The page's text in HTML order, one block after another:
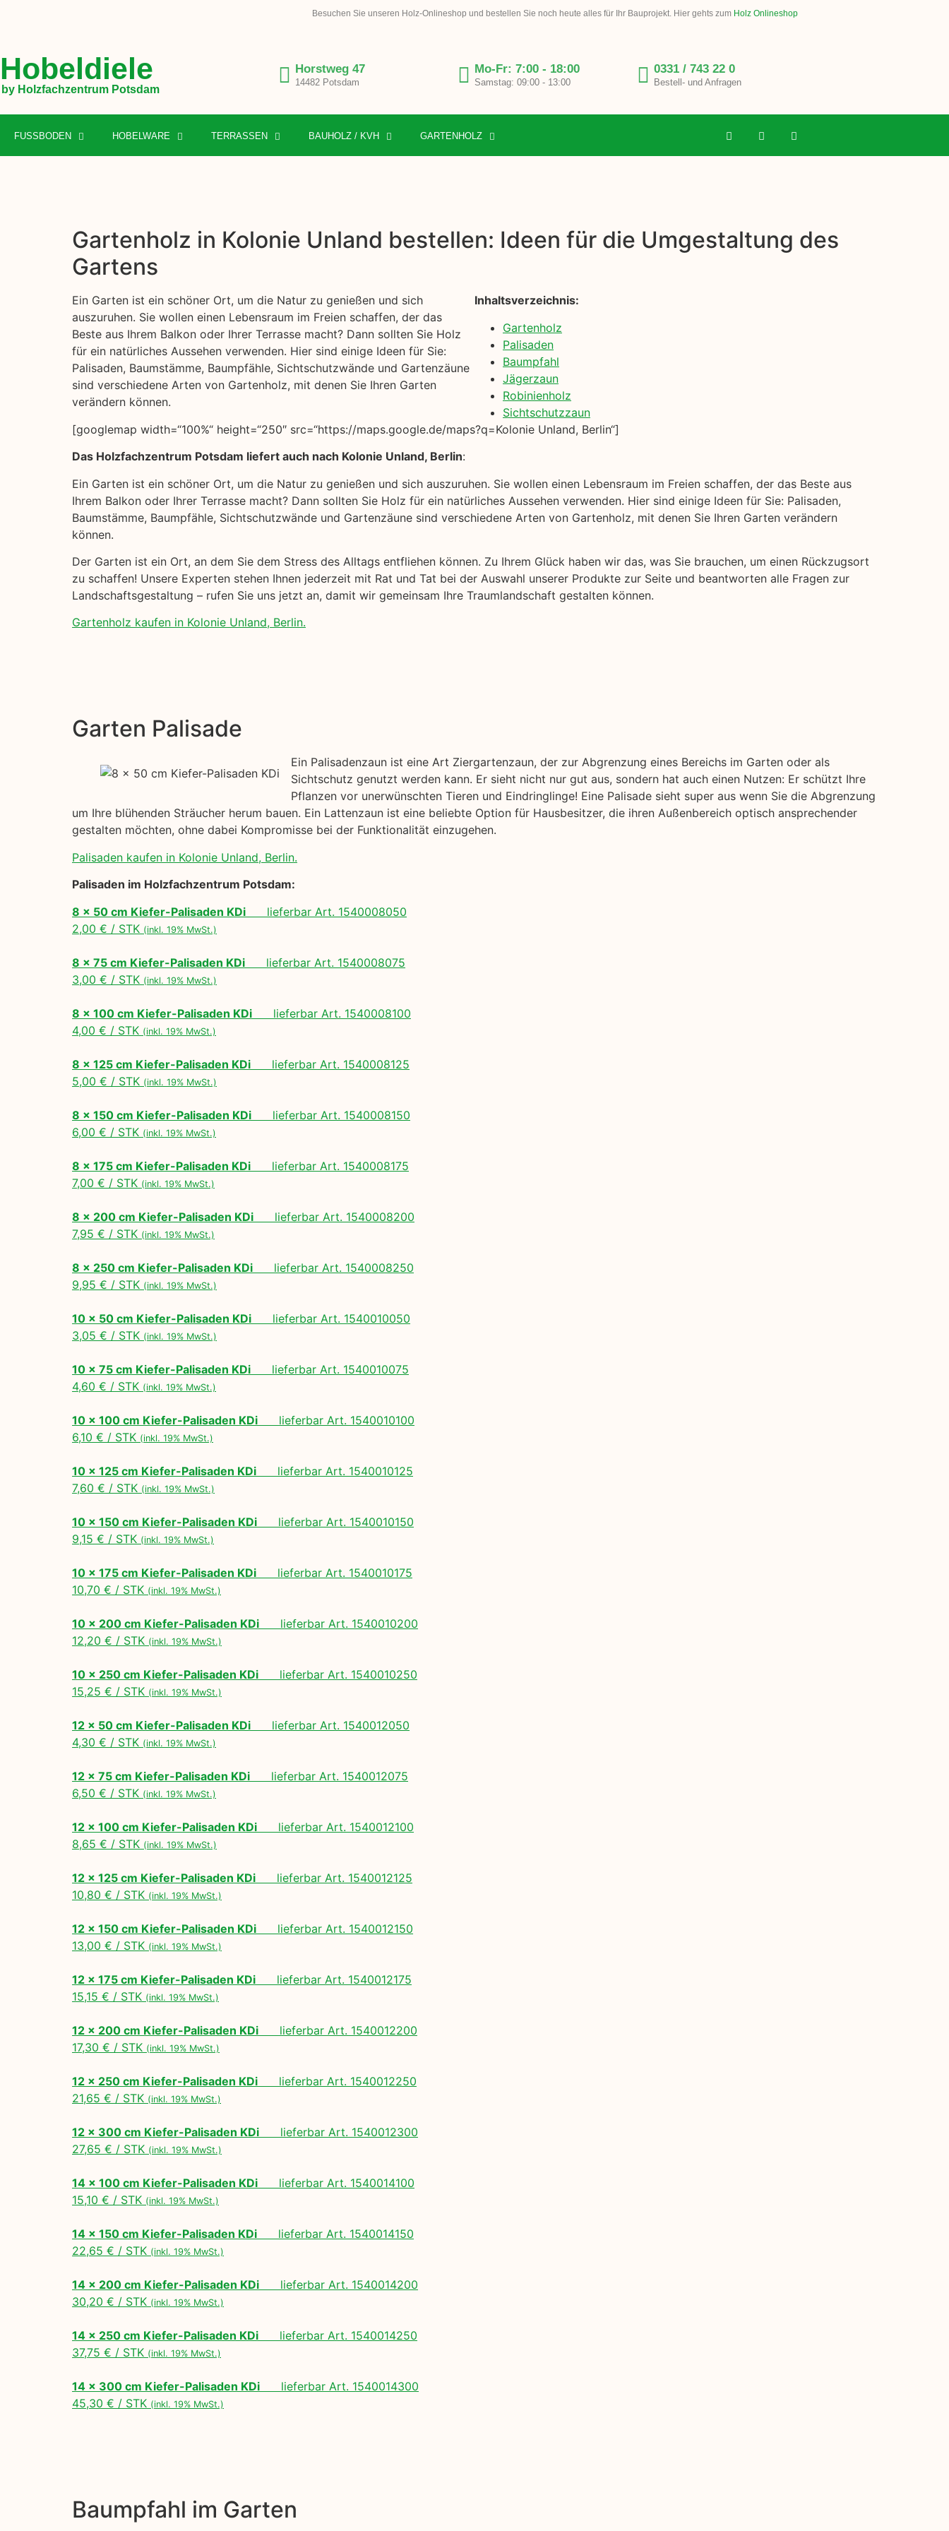
Besuchen Sie unseren Holz-Onlineshop und bestellen Sie noch heute alles für Ihr Bauprojekt. Hier gehts zum Holz Onlineshop
Hobeldiele
by Holzfachzentrum Potsdam
Horstweg 47
14482 Potsdam
Mo-Fr: 7:00 - 18:00
Samstag: 09:00 - 13:00
0331 / 743 22 0
Bestell- und Anfragen
FUSSBODEN HOBELWARE TERRASSEN BAUHOLZ / KVH GARTENHOLZ
Gartenholz in Kolonie Unland bestellen: Ideen für die Umgestaltung des
Gartens
Ein Garten ist ein schöner Ort, um die Natur zu genießen und sich
auszuruhen. Sie wollen einen Lebensraum im Freien schaffen, der das
Beste aus Ihrem Balkon oder Ihrer Terrasse macht? Dann sollten Sie Holz
für ein natürliches Aussehen verwenden. Hier sind einige Ideen für Sie:
Palisaden, Baumstämme, Baumpfähle, Sichtschutzwände und Gartenzäune
sind verschiedene Arten von Gartenholz, mit denen Sie Ihren Garten
verändern können.
Inhaltsverzeichnis:
Gartenholz
Palisaden
Baumpfahl
Jägerzaun
Robinienholz
Sichtschutzzaun
[googlemap width=“100%“ height=“250″ src=“https://maps.google.de/maps?q=Kolonie Unland, Berlin“]
Das Holzfachzentrum Potsdam liefert auch nach Kolonie Unland, Berlin:
Ein Garten ist ein schöner Ort, um die Natur zu genießen und sich auszuruhen. Sie wollen einen Lebensraum im Freien schaffen, der das Beste aus
Ihrem Balkon oder Ihrer Terrasse macht? Dann sollten Sie Holz für ein natürliches Aussehen verwenden. Hier sind einige Ideen für Sie: Palisaden,
Baumstämme, Baumpfähle, Sichtschutzwände und Gartenzäune sind verschiedene Arten von Gartenholz, mit denen Sie Ihren Garten verändern
können.
Der Garten ist ein Ort, an dem Sie dem Stress des Alltags entfliehen können. Zu Ihrem Glück haben wir das, was Sie brauchen, um einen Rückzugsort
zu schaffen! Unsere Experten stehen Ihnen jederzeit mit Rat und Tat bei der Auswahl unserer Produkte zur Seite und beantworten alle Fragen zur
Landschaftsgestaltung – rufen Sie uns jetzt an, damit wir gemeinsam Ihre Traumlandschaft gestalten können.
Gartenholz kaufen in Kolonie Unland, Berlin.
Garten Palisade
Ein Palisadenzaun ist eine Art Ziergartenzaun, der zur Abgrenzung eines Bereichs im Garten oder als
Sichtschutz genutzt werden kann. Er sieht nicht nur gut aus, sondern hat auch einen Nutzen: Er schützt Ihre
Pflanzen vor unerwünschten Tieren und Eindringlinge! Eine Palisade sieht super aus wenn Sie die Abgrenzung
um Ihre blühenden Sträucher herum bauen. Ein Lattenzaun ist eine beliebte Option für Hausbesitzer, die ihren Außenbereich optisch ansprechender
gestalten möchten, ohne dabei Kompromisse bei der Funktionalität einzugehen.
Palisaden kaufen in Kolonie Unland, Berlin.
Palisaden im Holzfachzentrum Potsdam:
8 x 50 cm Kiefer-Palisaden KDi lieferbar Art. 1540008050
2,00 € / STK (inkl. 19% MwSt.)
8 x 75 cm Kiefer-Palisaden KDi lieferbar Art. 1540008075
3,00 € / STK (inkl. 19% MwSt.)
8 x 100 cm Kiefer-Palisaden KDi lieferbar Art. 1540008100
4,00 € / STK (inkl. 19% MwSt.)
8 x 125 cm Kiefer-Palisaden KDi lieferbar Art. 1540008125
5,00 € / STK (inkl. 19% MwSt.)
8 x 150 cm Kiefer-Palisaden KDi lieferbar Art. 1540008150
6,00 € / STK (inkl. 19% MwSt.)
8 x 175 cm Kiefer-Palisaden KDi lieferbar Art. 1540008175
7,00 € / STK (inkl. 19% MwSt.)
8 x 200 cm Kiefer-Palisaden KDi lieferbar Art. 1540008200
7,95 € / STK (inkl. 19% MwSt.)
8 x 250 cm Kiefer-Palisaden KDi lieferbar Art. 1540008250
9,95 € / STK (inkl. 19% MwSt.)
10 x 50 cm Kiefer-Palisaden KDi lieferbar Art. 1540010050
3,05 € / STK (inkl. 19% MwSt.)
10 x 75 cm Kiefer-Palisaden KDi lieferbar Art. 1540010075
4,60 € / STK (inkl. 19% MwSt.)
10 x 100 cm Kiefer-Palisaden KDi lieferbar Art. 1540010100
6,10 € / STK (inkl. 19% MwSt.)
10 x 125 cm Kiefer-Palisaden KDi lieferbar Art. 1540010125
7,60 € / STK (inkl. 19% MwSt.)
10 x 150 cm Kiefer-Palisaden KDi lieferbar Art. 1540010150
9,15 € / STK (inkl. 19% MwSt.)
10 x 175 cm Kiefer-Palisaden KDi lieferbar Art. 1540010175
10,70 € / STK (inkl. 19% MwSt.)
10 x 200 cm Kiefer-Palisaden KDi lieferbar Art. 1540010200
12,20 € / STK (inkl. 19% MwSt.)
10 x 250 cm Kiefer-Palisaden KDi lieferbar Art. 1540010250
15,25 € / STK (inkl. 19% MwSt.)
12 x 50 cm Kiefer-Palisaden KDi lieferbar Art. 1540012050
4,30 € / STK (inkl. 19% MwSt.)
12 x 75 cm Kiefer-Palisaden KDi lieferbar Art. 1540012075
6,50 € / STK (inkl. 19% MwSt.)
12 x 100 cm Kiefer-Palisaden KDi lieferbar Art. 1540012100
8,65 € / STK (inkl. 19% MwSt.)
12 x 125 cm Kiefer-Palisaden KDi lieferbar Art. 1540012125
10,80 € / STK (inkl. 19% MwSt.)
12 x 150 cm Kiefer-Palisaden KDi lieferbar Art. 1540012150
13,00 € / STK (inkl. 19% MwSt.)
12 x 175 cm Kiefer-Palisaden KDi lieferbar Art. 1540012175
15,15 € / STK (inkl. 19% MwSt.)
12 x 200 cm Kiefer-Palisaden KDi lieferbar Art. 1540012200
17,30 € / STK (inkl. 19% MwSt.)
12 x 250 cm Kiefer-Palisaden KDi lieferbar Art. 1540012250
21,65 € / STK (inkl. 19% MwSt.)
12 x 300 cm Kiefer-Palisaden KDi lieferbar Art. 1540012300
27,65 € / STK (inkl. 19% MwSt.)
14 x 100 cm Kiefer-Palisaden KDi lieferbar Art. 1540014100
15,10 € / STK (inkl. 19% MwSt.)
14 x 150 cm Kiefer-Palisaden KDi lieferbar Art. 1540014150
22,65 € / STK (inkl. 19% MwSt.)
14 x 200 cm Kiefer-Palisaden KDi lieferbar Art. 1540014200
30,20 € / STK (inkl. 19% MwSt.)
14 x 250 cm Kiefer-Palisaden KDi lieferbar Art. 1540014250
37,75 € / STK (inkl. 19% MwSt.)
14 x 300 cm Kiefer-Palisaden KDi lieferbar Art. 1540014300
45,30 € / STK (inkl. 19% MwSt.)
Baumpfahl im Garten